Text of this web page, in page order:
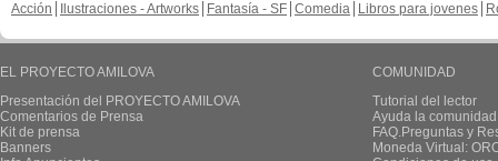
Acción
Ilustraciones - Artworks Fantasía - SF Comedia Libros para jovenes
EL PROYECTO AMILOVA
Presentación del PROYECTO AMILOVA
Comentarios de Prensa
Kit de prensa
Banners
COMUNIDAD
Tutorial del lector
Ayuda la
FAQ.Preguntas y
Moneda Virtual: